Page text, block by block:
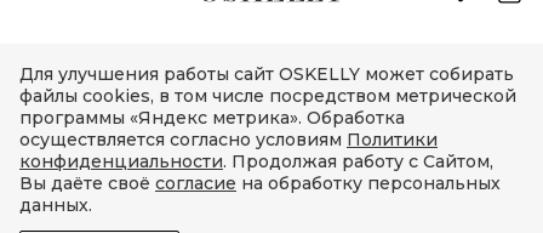
Для улучшения работы сайт OSKELLY может собирать
файлы cookies, в том числе посредством метрической
программы «Яндекс метрика». Обработка
осуществляется согласно условиям Политики
конфиденциальности. Продолжая работу с Сайтом,
Вы даёте своё согласие на обработку персональных
данных.